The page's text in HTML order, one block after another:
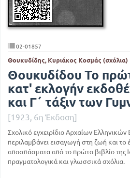
02-01857
Θουκυδίδης, Κυριάκος Κοσμάς (σχόλια)
Θουκυδίδου Το
κατ' εκλογήν
και Γ΄ τάξιν των
[1923, 6η Έκδοση]
Σχολικό εγχειρίδιο Αρχαίων Ελληνικών
περιλαμβάνει εισαγωγή στη ζωή και
αποσπάσματα από το πρώτο βιβλίο της
πραγματολογικά και γλωσσικά σχόλια.